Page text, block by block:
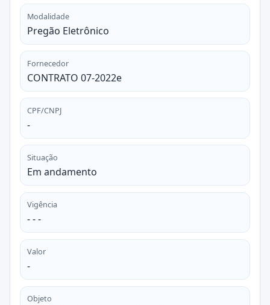
Modalidade
Pregão Eletrônico
Fornecedor
CONTRATO 07-2022e
CPF/CNPJ
-
Situação
Em andamento
Vigência
- - -
Valor
-
Objeto